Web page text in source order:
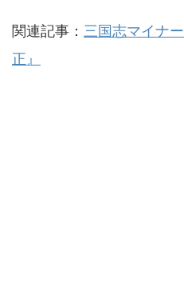
関連記事： 三国志マイナ
正』